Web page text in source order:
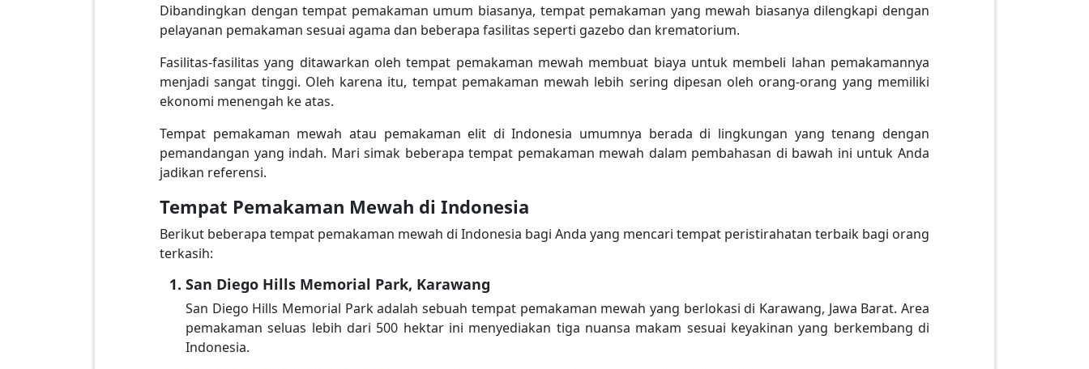
Dibandingkan dengan tempat pemakaman umum biasanya, tempat pemakaman yang mewah biasanya dilengkapi dengan
pelayanan pemakaman sesuai agama dan beberapa fasilitas seperti gazebo dan krematorium.
Fasilitas-fasilitas yang ditawarkan oleh tempat pemakaman mewah membuat biaya untuk membeli lahan pemakamannya
menjadi sangat tinggi. Oleh karena itu, tempat pemakaman mewah lebih sering dipesan oleh orang-orang yang memiliki
ekonomi menengah ke atas.
Tempat pemakaman mewah atau pemakaman elit di Indonesia umumnya berada di lingkungan yang tenang dengan
pemandangan yang indah. Mari simak beberapa tempat pemakaman mewah dalam pembahasan di bawah ini untuk Anda
jadikan referensi.
Tempat Pemakaman Mewah di Indonesia
Berikut beberapa tempat pemakaman mewah di Indonesia bagi Anda yang mencari tempat peristirahatan terbaik bagi orang
terkasih:
San Diego Hills Memorial Park, Karawang
San Diego Hills Memorial Park adalah sebuah tempat pemakaman mewah yang berlokasi di Karawang, Jawa Barat. Area
pemakaman seluas lebih dari 500 hektar ini menyediakan tiga nuansa makam sesuai keyakinan yang berkembang di
Indonesia.